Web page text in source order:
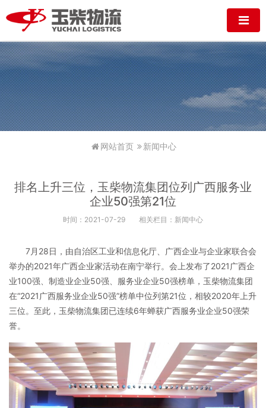
网站首页 新闻中心
排名上升三位，玉柴物流集团位列广西服务业
企业50强第21位
时间：2021-07-29 相关栏目：新闻中心
7月28日，由自治区工业和信息化厅、广西企业与企业家联合会
举办的2021年广西企业家活动在南宁举行。会上发布了2021广西企
业100强、制造业企业50强、服务业企业50强榜单，玉柴物流集团
在“2021广西服务业企业50强”榜单中位列第21位，相较2020年上升
三位。至此，玉柴物流集团已连续6年蝉获广西服务业企业50强荣
誉。